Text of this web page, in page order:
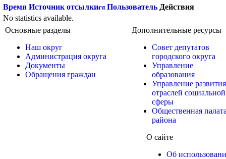
Время Источник отсылки Пользователь Действия
No statistics available.
Основные разделы
Наш округ
Администрация округа
Документы
Обращения граждан
Дополнительные ресурсы
Совет депутатов
городского округа
Управление
образования
Управление развития
отраслей социальной
сферы
Общественная
района
О сайте
Об